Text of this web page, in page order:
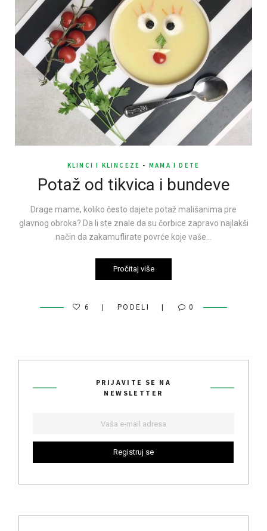
KLINCI I KLINCEZE - MAMA I DETE
Potaž od tikvica i bundeve
Drage mame, koliko često dajete potaž mališanima pre
glavnog obroka? Da li ste znale da su čorbice zapravo najlakši
način da zakamuflirate povrće koje vaše…
Pročitaj više
6 PODELI 0
PRIJAVITE SE NA
NEWSLETTER